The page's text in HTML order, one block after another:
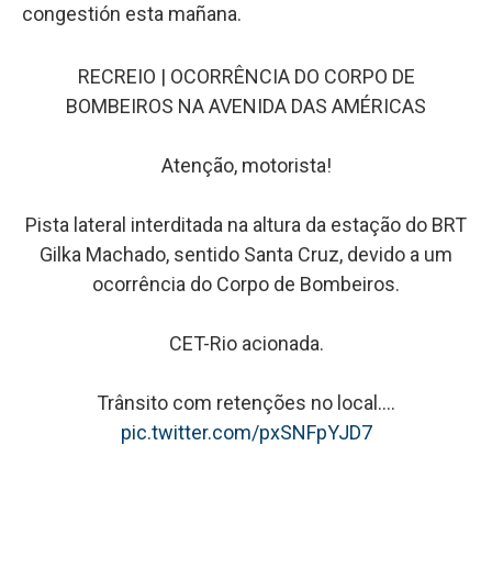
congestión esta mañana.
RECREIO | OCORRÊNCIA DO CORPO DE
BOMBEIROS NA AVENIDA DAS AMÉRICAS
Atenção, motorista!
Pista lateral interditada na altura da estação do BRT
Gilka Machado, sentido Santa Cruz, devido a um
ocorrência do Corpo de Bombeiros.
CET-Rio acionada.
Trânsito com retenções no local.…
pic.twitter.com/pxSNFpYJD7